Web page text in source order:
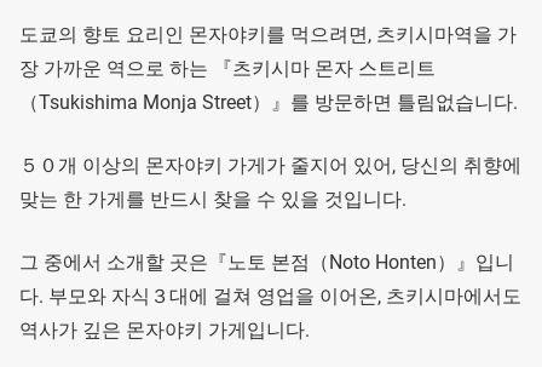
도쿄의 향토 요리인 몬자야키를 먹으려면, 츠키시마역을 가
장 가까운 역으로 하는 『츠키시마 몬자 스트리트
（Tsukishima Monja Street）』를 방문하면 틀림없습니다.
５０개 이상의 몬자야키 가게가 줄지어 있어, 당신의 취향에
맞는 한 가게를 반드시 찾을 수 있을 것입니다.
그 중에서 소개할 곳은『노토 본점（Noto Honten）』입니
다. 부모와 자식３대에 걸쳐 영업을 이어온, 츠키시마에서도
역사가 깊은 몬자야키 가게입니다.